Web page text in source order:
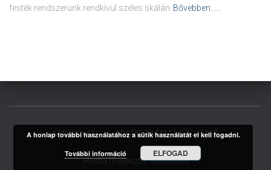
festék rendszerünk rendkívül széles skálán Bővebben……
KAPCSOLAT ADATKEZELÉSI TÁJÉKOZTATÓ
Hestia | Fejlesztő:ThemeIsle
A honlap további használatához a sütik használatát el kell fogadni.
További információ ELFOGAD